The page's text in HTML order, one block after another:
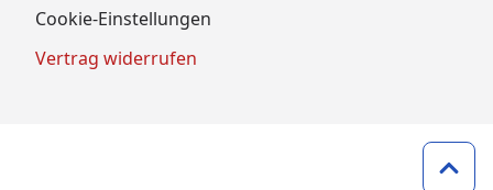
Cookie-Einstellungen
Vertrag widerrufen